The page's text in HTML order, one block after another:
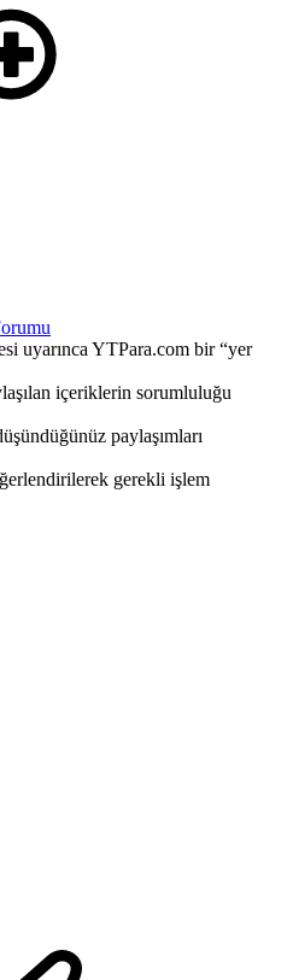
uyarınca YTPara.com bir “yer
içeriklerin sorumluluğu
paylaşımları
gerekli işlem